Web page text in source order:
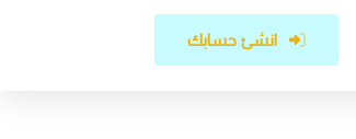
انشئ حسابك